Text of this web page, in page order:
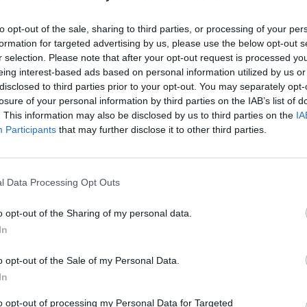
opt-out of the sale, sharing to third parties, or processing of your
for targeted advertising by us, please use the below opt-out
selection. Please note that after your opt-out request is processed
interest-based ads based on personal information utilized by us
to third parties prior to your opt-out. You may separately
of your personal information by third parties on the IAB’s list of
This information may also be disclosed by us to third parties on the
Participants that may further disclose it to other third parties.
Data Processing Opt Outs
opt-out of the Sharing of my personal data.
opt-out of the Sale of my Personal Data.
opt-out of processing my Personal Data for Targeted
LaLiga fue la que menos perdió en ingresos, un
gracias, principalmente, a los acuerdos con sus
su senda estable en patrocinios. La Premier se
la que más (5.168 millones); la Serie A, un 21%
un 9% (3.060 millones), mientras que la
llegada de Messi al PSG, sufrió un ajuste del 11%,
por los 481 millones de pérdidas del FC
de 1.375 millones.
quedó en 628 millones, mientras que la Bundesliga
acumulado de 90 millones. Cabe destacar también
League han cifrado el impacto de la
millones